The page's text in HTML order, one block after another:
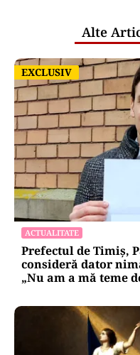
Alte
EXCLUSIV
EXCLUSIV
ACTUALITATE
Prefectul de Timiș,
consideră dator
„Nu am a mă teme